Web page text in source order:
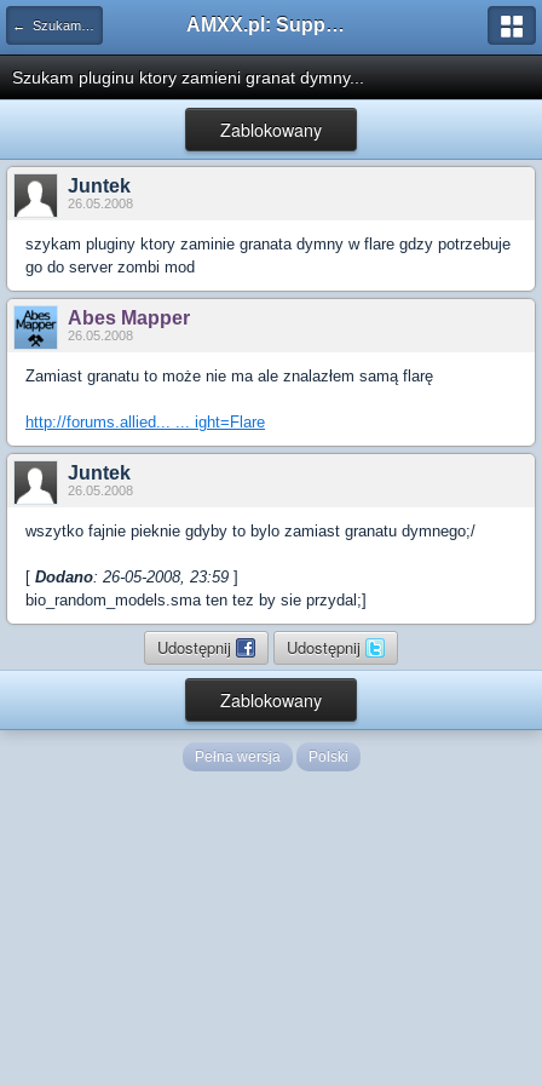
← Szukam pluginu AMXX.pl: Support AMX Mod X i SourceMod
Szukam pluginu ktory zamieni granat dymny...
Zablokowany
Juntek
26.05.2008
szykam pluginy ktory zaminie granata dymny w flare gdzy potrzebuje
go do server zombi mod
Abes Mapper
26.05.2008
Zamiast granatu to może nie ma ale znalazłem samą flarę
http://forums.allied... ... ight=Flare
Juntek
26.05.2008
wszytko fajnie pieknie gdyby to bylo zamiast granatu dymnego;/
[ Dodano: 26-05-2008, 23:59 ]
bio_random_models.sma ten tez by sie przydal;]
Udostępnij Udostępnij
Zablokowany
Pełna wersja Polski